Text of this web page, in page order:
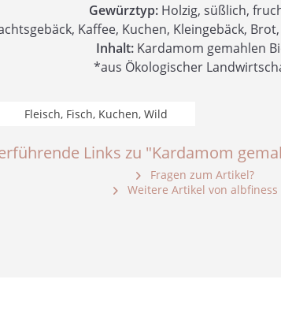
Gewürztyp:Holzig, süßlich,
Kaffee, Kuchen, Kleingebäck,
Inhalt:Kardamom gemahlen
*aus Ökologischer
Fleisch, Fisch, Kuchen, Wild
Links zu "Kardamom
Fragen zum Artikel?
Weitere Artikel von albfiness